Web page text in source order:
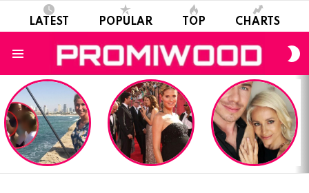
LATEST POPULAR TOP CHARTS
LATEST
STORIES